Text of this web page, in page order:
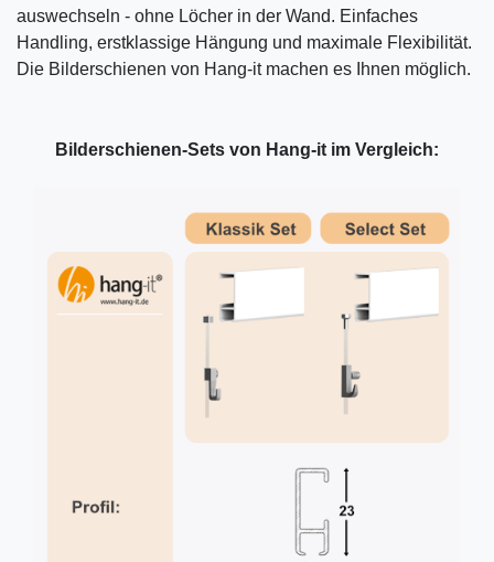
auswechseln - ohne Löcher in der Wand. Einfaches
Handling, erstklassige Hängung und maximale Flexibilität.
Die Bilderschienen von Hang-it machen es Ihnen möglich.
Bilderschienen-Sets von Hang-it im Vergleich: